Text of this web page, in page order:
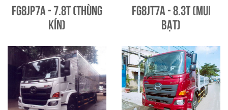
FG8JP7A - 7.8T (Thùng
kín)
FG8JT7A - 8.3T (Mui
bạt)